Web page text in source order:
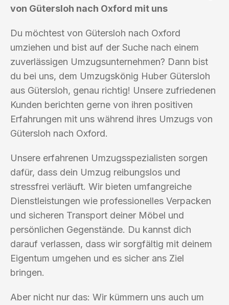
von Gütersloh nach Oxford mit uns
Du möchtest von Gütersloh nach Oxford
umziehen und bist auf der Suche nach einem
zuverlässigen Umzugsunternehmen? Dann bist
du bei uns, dem Umzugskönig Huber Gütersloh
aus Gütersloh, genau richtig! Unsere zufriedenen
Kunden berichten gerne von ihren positiven
Erfahrungen mit uns während ihres Umzugs von
Gütersloh nach Oxford.
Unsere erfahrenen Umzugsspezialisten sorgen
dafür, dass dein Umzug reibungslos und
stressfrei verläuft. Wir bieten umfangreiche
Dienstleistungen wie professionelles Verpacken
und sicheren Transport deiner Möbel und
persönlichen Gegenstände. Du kannst dich
darauf verlassen, dass wir sorgfältig mit deinem
Eigentum umgehen und es sicher ans Ziel
bringen.
Aber nicht nur das: Wir kümmern uns auch um